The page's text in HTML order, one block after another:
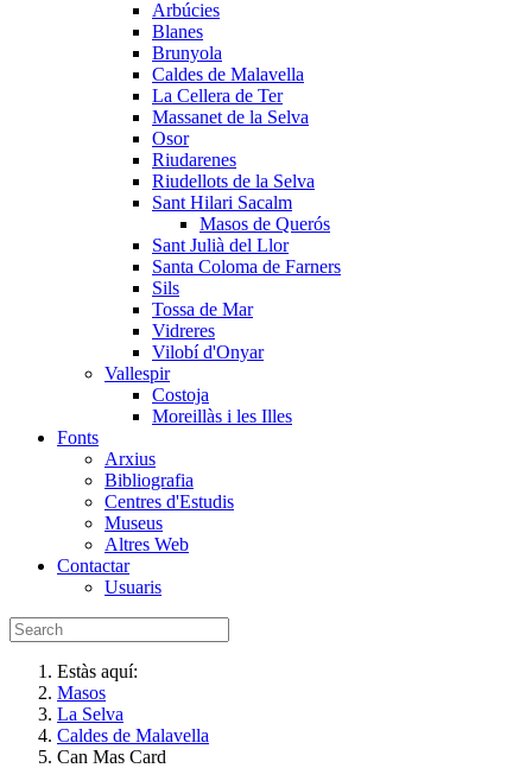
Arbúcies
Blanes
Brunyola
Caldes de Malavella
La Cellera de Ter
Massanet de la Selva
Osor
Riudarenes
Riudellots de la Selva
Sant Hilari Sacalm
Masos de Querós
Sant Julià del Llor
Santa Coloma de Farners
Sils
Tossa de Mar
Vidreres
Vilobí d'Onyar
Vallespir
Costoja
Moreillàs i les Illes
Fonts
Arxius
Bibliografia
Centres d'Estudis
Museus
Altres Web
Contactar
Usuaris
Estàs aquí:
Masos
La Selva
Caldes de Malavella
Can Mas Card